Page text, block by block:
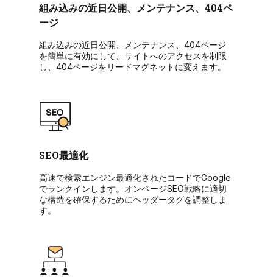
組み込みの近日公開、メンテナンス、404ペ
ージ
組み込みの近日公開、メンテナンス、404ページ
を簡単に有効にして、サイトへのアクセスを制限
し、404ページをリードマグネットに変えます。
SEO最適化
高速で検索エンジン最適化されたコードでGoogle
でランクインします。オンページSEO戦略に適切
な構造を確保するためにヘッダータグを調整しま
す。